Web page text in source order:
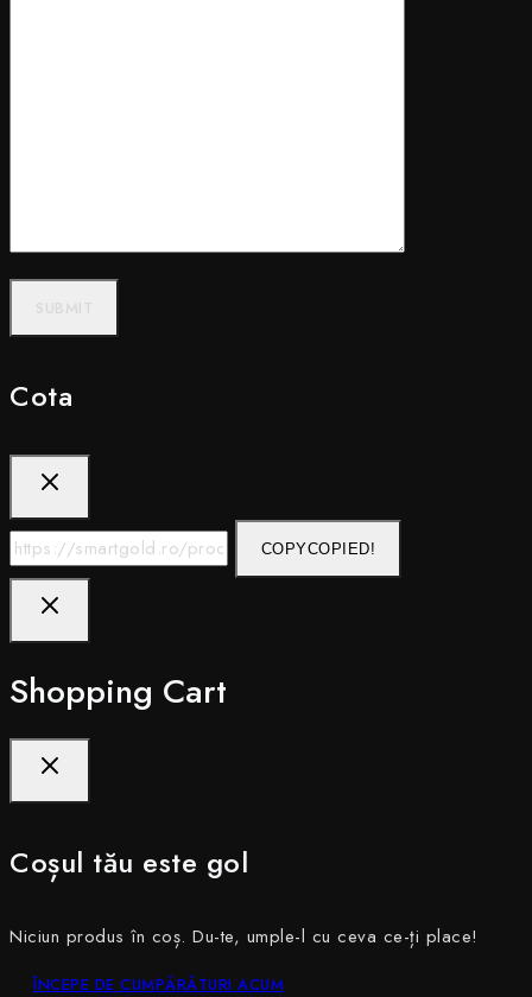
Cota
COPYCOPIED!
Shopping Cart
Coșul tău este gol
Niciun produs în coș. Du-te, umple-l cu ceva ce-ți place!
ÎNCEPE DE CUMPĂRĂTURI ACUM